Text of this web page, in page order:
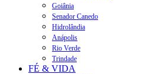
Goiânia
Senador Canedo
Hidrolândia
Anápolis
Rio Verde
Trindade
FÉ & VIDA